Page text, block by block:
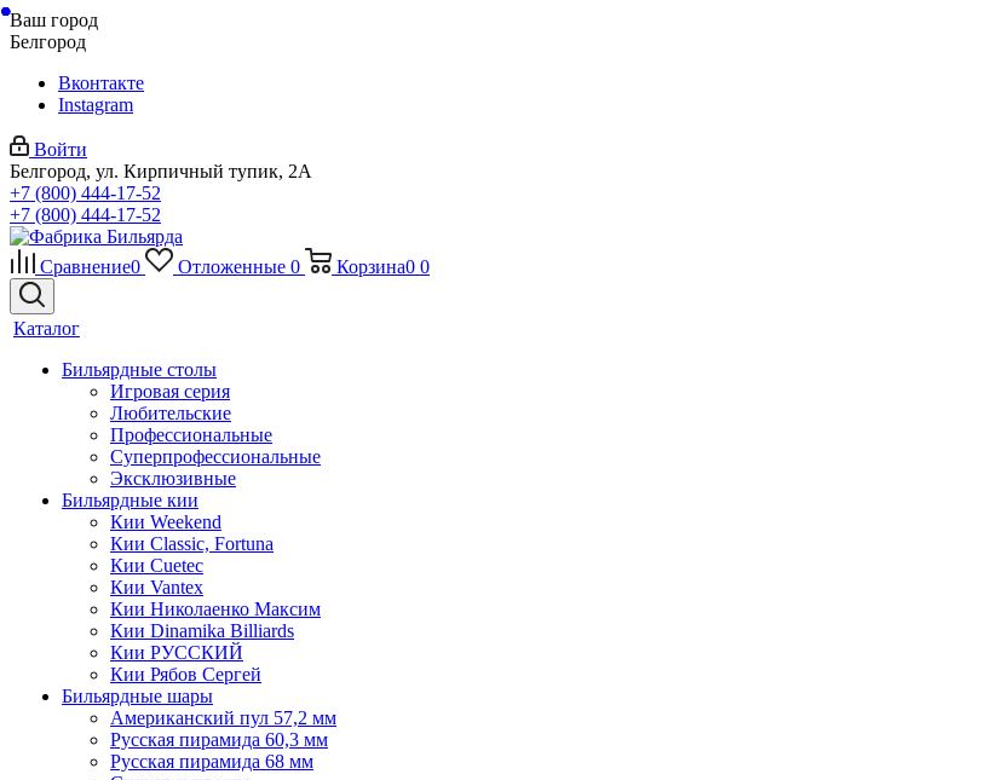
Ваш город
Белгород
Вконтакте
Instagram
Войти
Белгород, ул. Кирпичный тупик, 2А
+7 (800) 444-17-52
+7 (800) 444-17-52
Сравнение0 Отложенные 0 Корзина0 0
Каталог
Бильярдные столы
Игровая серия
Любительские
Профессиональные
Суперпрофессиональные
Эксклюзивные
Бильярдные кии
Кии Weekend
Кии Classic, Fortuna
Кии Cuetec
Кии Vantex
Кии Николаенко Максим
Кии Dinamika Billiards
Кии РУССКИЙ
Кии Рябов Сергей
Бильярдные шары
Американский пул 57,2 мм
Русская пирамида 60,3 мм
Русская пирамида 68 мм